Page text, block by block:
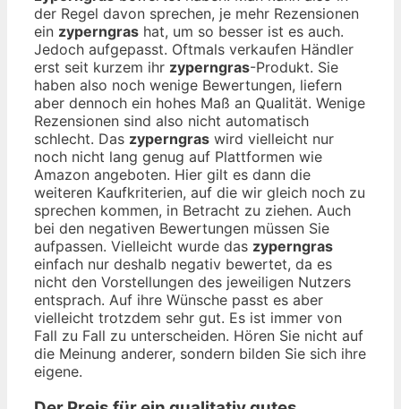
der Regel davon sprechen, je mehr Rezensionen
ein zyperngras hat, um so besser ist es auch.
Jedoch aufgepasst. Oftmals verkaufen Händler
erst seit kurzem ihr zyperngras-Produkt. Sie
haben also noch wenige Bewertungen, liefern
aber dennoch ein hohes Maß an Qualität. Wenige
Rezensionen sind also nicht automatisch
schlecht. Das zyperngras wird vielleicht nur
noch nicht lang genug auf Plattformen wie
Amazon angeboten. Hier gilt es dann die
weiteren Kaufkriterien, auf die wir gleich noch zu
sprechen kommen, in Betracht zu ziehen. Auch
bei den negativen Bewertungen müssen Sie
aufpassen. Vielleicht wurde das zyperngras
einfach nur deshalb negativ bewertet, da es
nicht den Vorstellungen des jeweiligen Nutzers
entsprach. Auf ihre Wünsche passt es aber
vielleicht trotzdem sehr gut. Es ist immer von
Fall zu Fall zu unterscheiden. Hören Sie nicht auf
die Meinung anderer, sondern bilden Sie sich ihre
eigene.